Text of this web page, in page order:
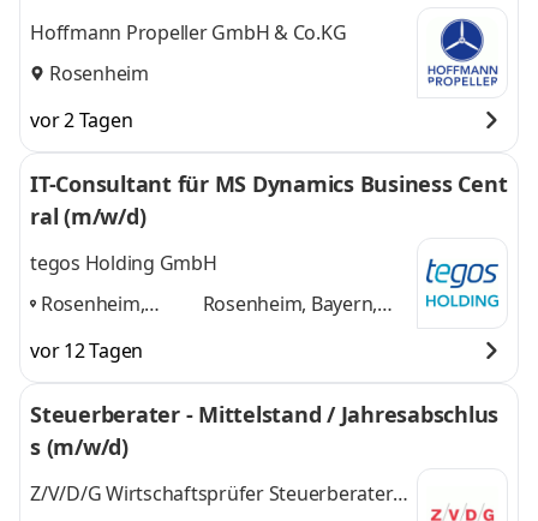
Hoffmann Propeller GmbH & Co.KG
Rosenheim
vor 2 Tagen
IT-Consultant für MS Dynamics Business Cent
ral (m/w/d)
tegos Holding GmbH
Rosenheim,
Ingolstadt,
Regensburg,
Rosenheim, Bayern,
vor 12 Tagen
Steuerberater - Mittelstand / Jahresabschlus
s (m/w/d)
Z/V/D/G Wirtschaftsprüfer Steuerberater